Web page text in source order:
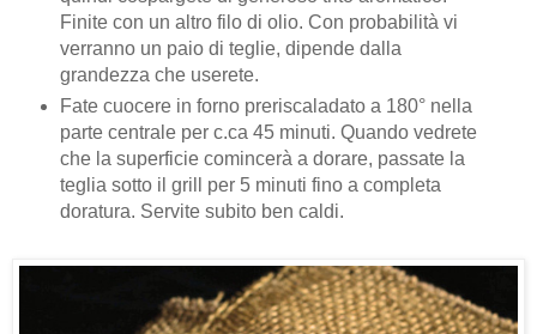
Finite con un altro filo di olio. Con probabilità vi
verranno un paio di teglie, dipende dalla
grandezza che userete.
Fate cuocere in forno preriscaladato a 180° nella
parte centrale per c.ca 45 minuti. Quando vedrete
che la superficie comincerà a dorare, passate la
teglia sotto il grill per 5 minuti fino a completa
doratura. Servite subito ben caldi.